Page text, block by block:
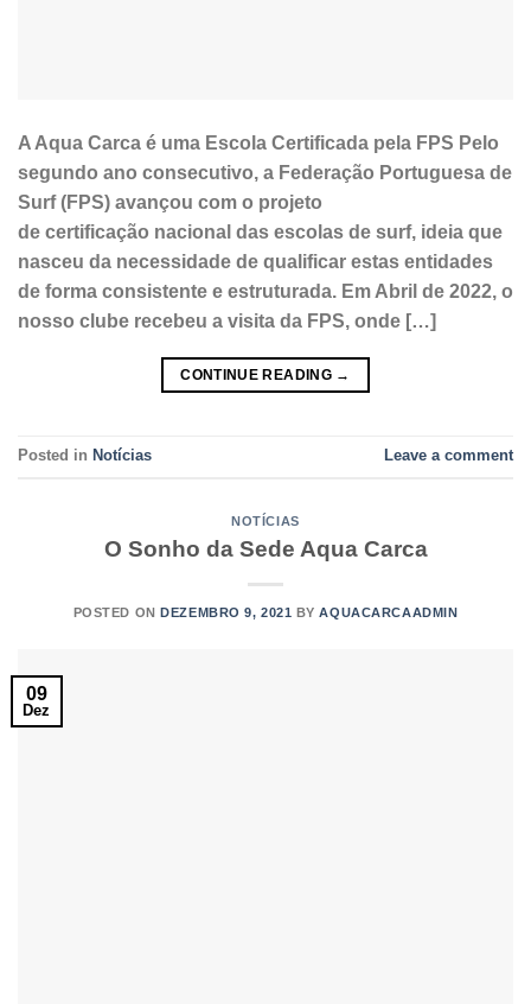
A Aqua Carca é uma Escola Certificada pela FPS Pelo
segundo ano consecutivo, a Federação Portuguesa de
Surf (FPS) avançou com o projeto
de certificação nacional das escolas de surf, ideia que
nasceu da necessidade de qualificar estas entidades
de forma consistente e estruturada. Em Abril de 2022, o
nosso clube recebeu a visita da FPS, onde […]
CONTINUE READING →
Posted in Notícias Leave a comment
NOTÍCIAS
O Sonho da Sede Aqua Carca
POSTED ONDEZEMBRO 9, 2021 BYAQUACARCAADMIN
09
Dez